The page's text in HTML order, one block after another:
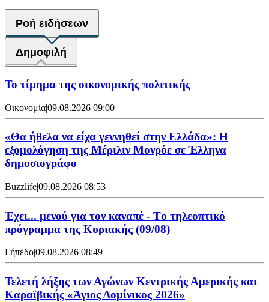
Ροή ειδήσεων
Δημοφιλή
Το τίμημα της οικονομικής πολιτικής
Οικονομία|09.08.2026 09:00
«Θα ήθελα να είχα γεννηθεί στην Ελλάδα»: Η
εξομολόγηση της Μέριλιν Μονρόε σε Έλληνα
δημοσιογράφο
Buzzlife|09.08.2026 08:53
Έχει... μενού για τον καναπέ - Tο τηλεοπτικό
πρόγραμμα της Κυριακής (09/08)
Γήπεδο09.08.2026 08:49
Τελετή λήξης των Αγώνων Κεντρικής Αμερικής και
Καραϊβικής «Άγιος Δομίνικος 2026»